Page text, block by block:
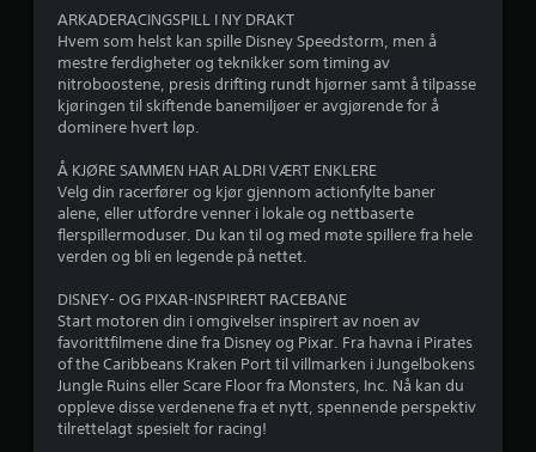
4
0
9
v
d
e
k
e
b
e
r
ø
i
n
g
s
b
s
e
r
t
e
k
o
e
u
n
d
e
r
p
i
l
l
i
n
g
e
l
l
e
r
f
ARKADERACINGSPILL I NY DRAKT
Hvem som helst kan spille Disney Speedstorm, men å
mestre ferdigheter og teknikker som timing av
nitroboostene, presis drifting rundt hjørner samt å tilpasse
kjøringen til skiftende banemiljøer er avgjørende for å
dominere hvert løp.
Å KJØRE SAMMEN HAR ALDRI VÆRT ENKLERE
Velg din racerfører og kjør gjennom actionfylte baner
alene, eller utfordre venner i lokale og nettbaserte
flerspillermoduser. Du kan til og med møte spillere fra hele
verden og bli en legende på nettet.
DISNEY- OG PIXAR-INSPIRERT RACEBANE
Start motoren din i omgivelser inspirert av noen av
favorittfilmene dine fra Disney og Pixar. Fra havna i Pirates
of the Caribbeans Kraken Port til villmarken i Jungelbokens
Jungle Ruins eller Scare Floor fra Monsters, Inc. Nå kan du
oppleve disse verdenene fra et nytt, spennende perspektiv
tilrettelagt spesielt for racing!